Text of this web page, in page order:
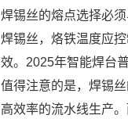
焊锡丝的熔点选择必
焊锡丝，烙铁温度应
效。2025年智能焊台
值得注意的是，焊锡
高效率的流水线生产